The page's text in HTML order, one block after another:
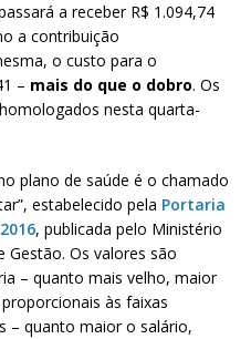
a receber R$ 1.094,74
a contribuição
o custo para o
– mais do que o dobro. Os
nesta quarta-
plano de saúde é o chamado
estabelecido pela Portaria
, publicada pelo Ministério
Os valores são
– quanto mais velho, maior
às faixas
– quanto maior o salário,